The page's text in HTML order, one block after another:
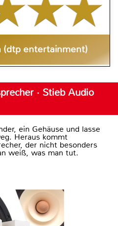
(dtp entertainment)
· Stieb Audio
ein Gehäuse und lasse
Heraus kommt
der nicht besonders
weiß, was man tut.